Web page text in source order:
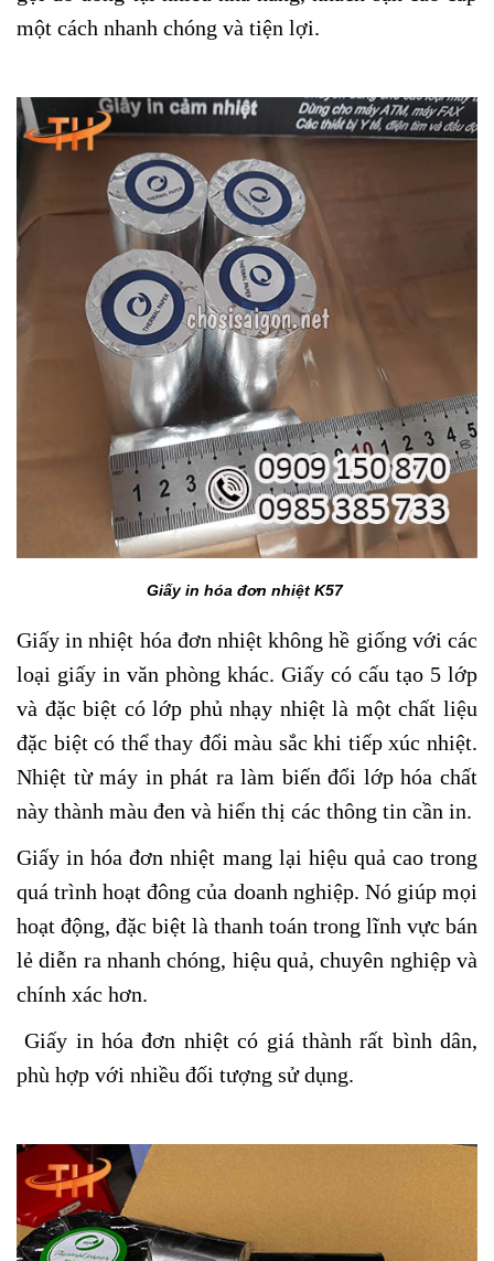
một cách nhanh chóng và tiện lợi.
Giấy in hóa đơn nhiệt K57
Giấy in nhiệt hóa đơn nhiệt không hề giống với các
loại giấy in văn phòng khác. Giấy có cấu tạo 5 lớp
và đặc biệt có lớp phủ nhạy nhiệt là một chất liệu
đặc biệt có thể thay đổi màu sắc khi tiếp xúc nhiệt.
Nhiệt từ máy in phát ra làm biến đổi lớp hóa chất
này thành màu đen và hiển thị các thông tin cần in.
Giấy in hóa đơn nhiệt mang lại hiệu quả cao trong
quá trình hoạt đông của doanh nghiệp. Nó giúp mọi
hoạt động, đặc biệt là thanh toán trong lĩnh vực bán
lẻ diễn ra nhanh chóng, hiệu quả, chuyên nghiệp và
chính xác hơn.
Giấy in hóa đơn nhiệt có giá thành rất bình dân,
phù hợp với nhiều đối tượng sử dụng.